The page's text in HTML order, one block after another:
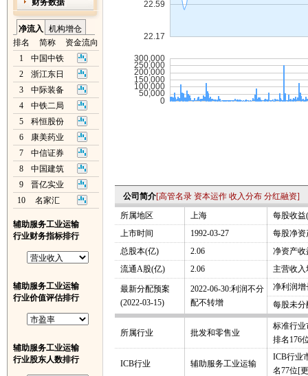
财务数据
净流入
机构增仓
排名
简称
资金流向
1
中国中铁
2
浙江东日
3
中际装备
4
中铁二局
5
科恒股份
6
康美药业
7
中信证券
8
中国建筑
9
晋亿实业
10
名家汇
辅助服务工业运输
行业财务指标排行
辅助服务工业运输
行业价值评估排行
辅助服务工业运输
行业股东人数排行
公司简介[高管名录 资本运作 收入分布 分红融资]
所属地区
上海
每股收益
上市时间
1992-03-27
每股净资
总股本(亿)
2.06
净资产收
流通A股(亿)
2.06 主营收入
最新分配预案
(2022-03-15)
2022-06-30:利润不分
配不转增
净利润增
每股未分
所属行业 批发和零售业
标准行业
排名176
ICB行业 辅助服务工业运输
ICB行业
名77位[